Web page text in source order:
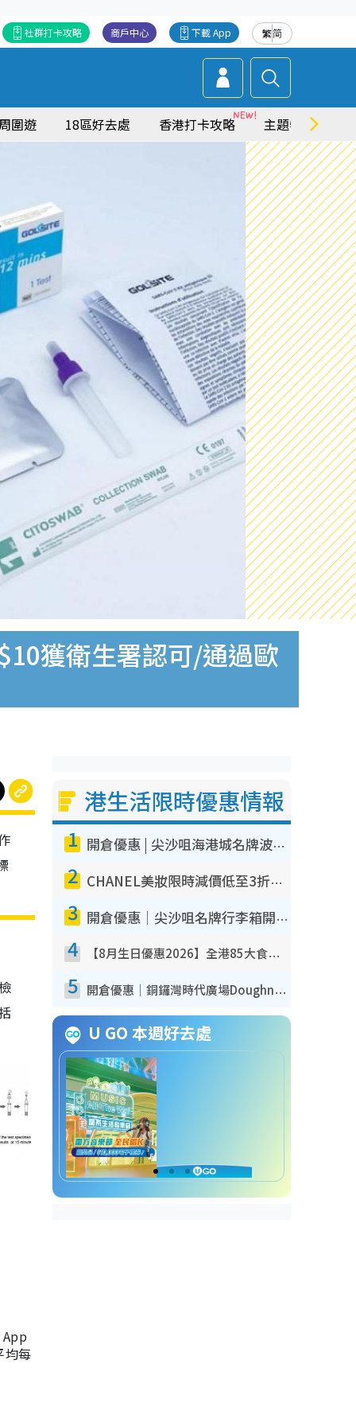
繁简
下載 App
商戶中心
社群打卡攻略
圍遊 18區好去處 香港打卡攻略 主題特集
獲衛生署認可/通過歐
均每
港生活限時優惠情報
1 開倉優惠 | 尖沙咀海港城名牌波鞋開倉低至1折！On鞋$899起／Joy&Peace鞋履$98起
2 CHANEL美妝限時減價低至3折！人氣粉底/唇膏/精華液低至$275！COCO香水都有平
3 開倉優惠｜尖沙咀名牌行李箱開倉低至4折！一連5日 American Tourister/ace./Hallmark $200起！
4 【8月生日優惠2026】全港85大食買玩著數攻略 自助餐/火鍋放題同行免費＋誠品/DONKI送現金券
5 開倉優惠｜銅鑼灣時代廣場Doughnut/Campo Marzio開倉低至1折！背囊、書包、手袋劈價$200起
U GO 本週好去處